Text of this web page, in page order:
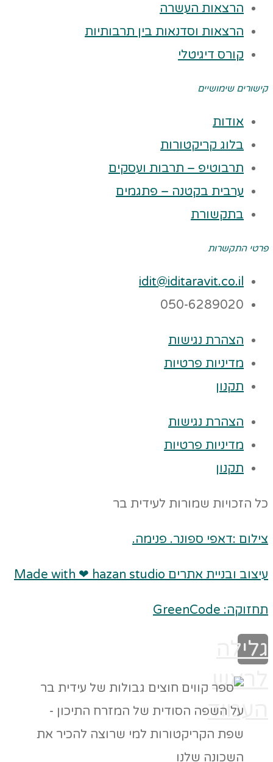
הרצאות העשרה
הרצאות וסדנאות בין תרבותיות
קורס דיגיטלי
קישורים שימושיים
אודות
בלוג קריקטורות
תרבוטיפ – תרבות ועסקים
ערבית בקטנה – פתגמים
בתקשורת
פרטי התקשרות
idit@iditaravit.co.il
050-6289020
הצהרת נגישות
מדיניות פרטיות
תקנון
הצהרת נגישות
מדיניות פרטיות
תקנון
כל הזכויות שמורות לעידית בר
צילום :דאפי ספונר. פנימה.
עיצוב ובניית אתרים Made with ❤ hazan studio
תחזוקה: GreenCode
גלילה
לראש
העמוד